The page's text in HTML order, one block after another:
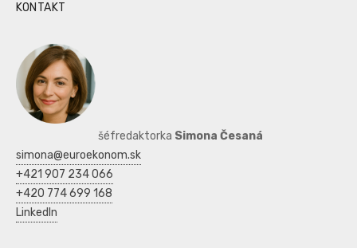
KONTAKT
šéfredaktorka Simona Česaná
simona@euroekonom.sk
+421 907 234 066
+420 774 699 168
LinkedIn